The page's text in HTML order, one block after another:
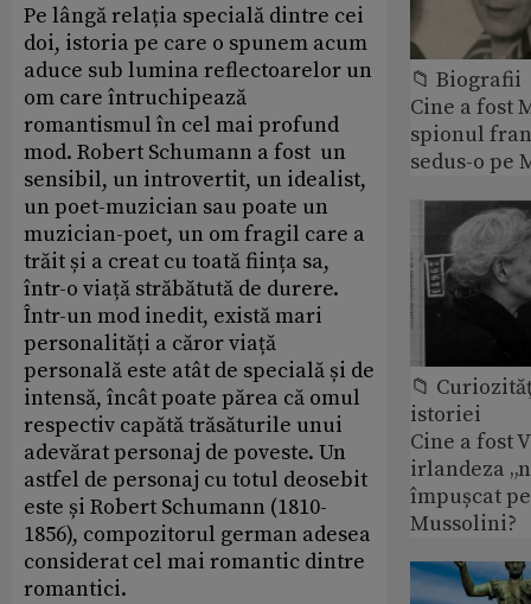
Pe lângă relația specială dintre cei
doi, istoria pe care o spunem acum
aduce sub lumina reflectoarelor un
om care întruchipează
romantismul în cel mai profund
mod. Robert Schumann a fost un
sensibil, un introvertit, un idealist,
un poet-muzician sau poate un
muzician-poet, un om fragil care a
trăit și a creat cu toată ființa sa,
într-o viață străbătută de durere.
Într-un mod inedit, există mari
personalități a căror viață
personală este atât de specială și de
intensă, încât poate părea că omul
respectiv capătă trăsăturile unui
adevărat personaj de poveste. Un
astfel de personaj cu totul deosebit
este și Robert Schumann (1810-
1856), compozitorul german adesea
considerat cel mai romantic dintre
romantici.
📁 Biografii
Cine a fost
spionul
sedus-o pe
📁
istoriei
Cine a fost
irlandeza
împușcat
Mussolini?